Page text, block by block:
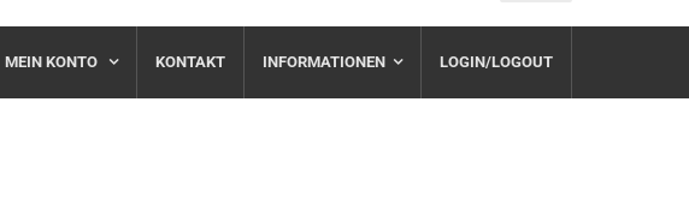
MEIN KONTO KONTAKT INFORMATIONEN LOGIN/LOGOUT